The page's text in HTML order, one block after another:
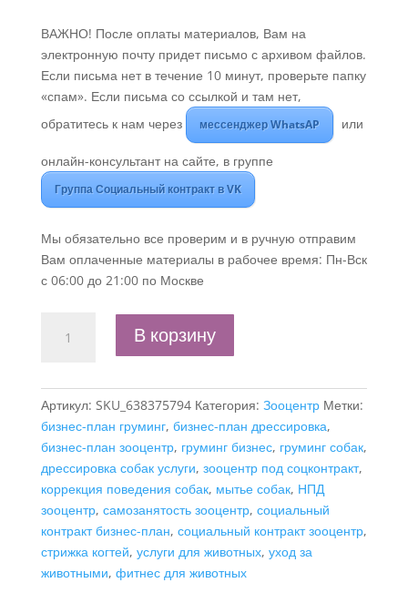
ВАЖНО! После оплаты материалов, Вам на
электронную почту придет письмо с архивом файлов.
Если письма нет в течение 10 минут, проверьте папку
«спам». Если письма со ссылкой и там нет,
обратитесь к нам через
мессенджер WhatsAP или
онлайн-консультант на сайте, в группе
Группа Социальный контракт в VK
Мы обязательно все проверим и в ручную отправим
Вам оплаченные материалы в рабочее время: Пн-Вск
с 06:00 до 21:00 по Москве
товара
план
"Зооцентр-
дрессировка,
груминг",
самозанятость
В корзину
Артикул: SKU_638375794 Категория: Зооцентр Метки:
бизнес-план груминг, бизнес-план дрессировка,
бизнес-план зооцентр, груминг бизнес, груминг собак,
дрессировка собак услуги, зооцентр под соцконтракт,
коррекция поведения собак, мытье собак, НПД
зооцентр, самозанятость зооцентр, социальный
контракт бизнес-план, социальный контракт зооцентр,
стрижка когтей, услуги для животных, уход за
животными, фитнес для животных